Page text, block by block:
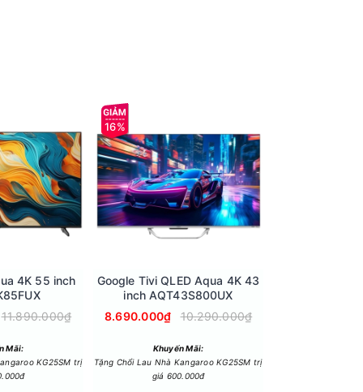
giảm tiếng ồn mà còn kéo dài tuổi thọ của
4K 55 inch
11.890.000₫
Mãi:
KG25SM trị
16%
Google Tivi QLED Aqua 4K 43
inch AQT43S800UX
8.690.000₫
10.290.000₫
Khuyến Mãi:
Tặng Chổi Lau Nhà Kangaroo KG25SM trị
giá 600.000đ